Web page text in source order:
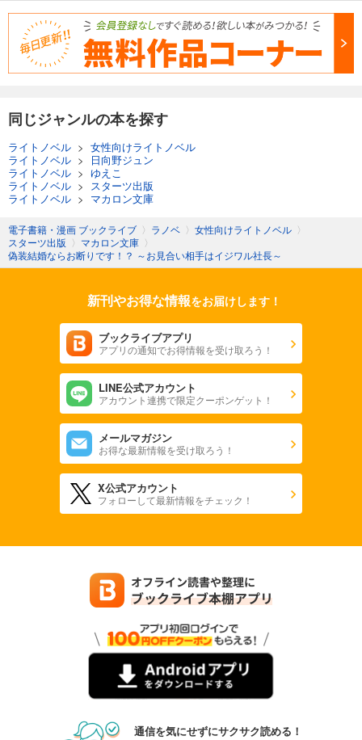
同じジャンルの本を探す
ライトノベル > 女性向けライトノベル
ライトノベル >
日向野ジュン
ライトノベル > ゆえこ
ライトノベル >
スターツ出版
ライトノベル > マカロン文庫
電子書籍・漫画 ブックライブ 〉 ラノベ 〉 女性向けライトノベル 〉
スターツ出版 〉 マカロン文庫 〉
偽装結婚ならお断りです！？ ～お見合い相手はイジワル社長～
新刊やお得な情報をお届けします！
ブックライブアプリ
アプリの通知でお得情報を受け取ろう！
LINE公式アカウント
アカウント連携で限定クーポンゲット！
メールマガジン
お得な最新情報を受け取ろう！
X公式アカウント
フォローして最新情報をチェック！
通信を気にせずにサクサク読める！